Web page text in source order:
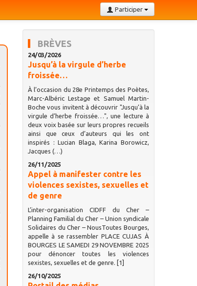
Participer
BRÈVES
24/03/2026
Jusqu’à la virgule d’herbe
froissée…
À l’occasion du 28e Printemps des Poètes,
Marc-Albéric Lestage et Samuel Martin-
Boche vous invitent à découvrir "Jusqu’à la
virgule d’herbe froissée…", une lecture à
deux voix basée sur leurs propres recueils
ainsi que ceux d’auteurs qui les ont
inspirés : Lucian Blaga, Karina Borowicz,
Jacques (…)
26/11/2025
Appel à manifester contre les
violences sexistes, sexuelles et
de genre
L’inter-organisation CIDFF du Cher –
Planning Familial du Cher – Union syndicale
Solidaires du Cher – NousToutes Bourges,
appelle à se rassembler PLACE CUJAS À
BOURGES LE SAMEDI 29 NOVEMBRE 2025
pour dénoncer toutes les violences
sexistes, sexuelles et de genre. [1]
26/10/2025